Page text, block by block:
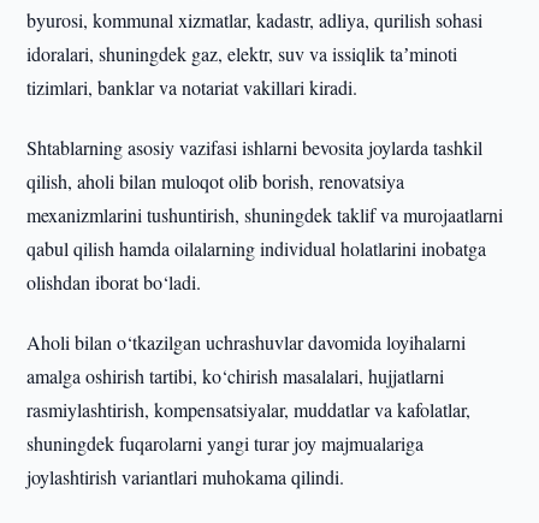
byurosi, kommunal xizmatlar, kadastr, adliya, qurilish sohasi
idoralari, shuningdek gaz, elektr, suv va issiqlik taʼminoti
tizimlari, banklar va notariat vakillari kiradi.
Shtablarning asosiy vazifasi ishlarni bevosita joylarda tashkil
qilish, aholi bilan muloqot olib borish, renovatsiya
mexanizmlarini tushuntirish, shuningdek taklif va murojaatlarni
qabul qilish hamda oilalarning individual holatlarini inobatga
olishdan iborat bo‘ladi.
Aholi bilan o‘tkazilgan uchrashuvlar davomida loyihalarni
amalga oshirish tartibi, ko‘chirish masalalari, hujjatlarni
rasmiylashtirish, kompensatsiyalar, muddatlar va kafolatlar,
shuningdek fuqarolarni yangi turar joy majmualariga
joylashtirish variantlari muhokama qilindi.